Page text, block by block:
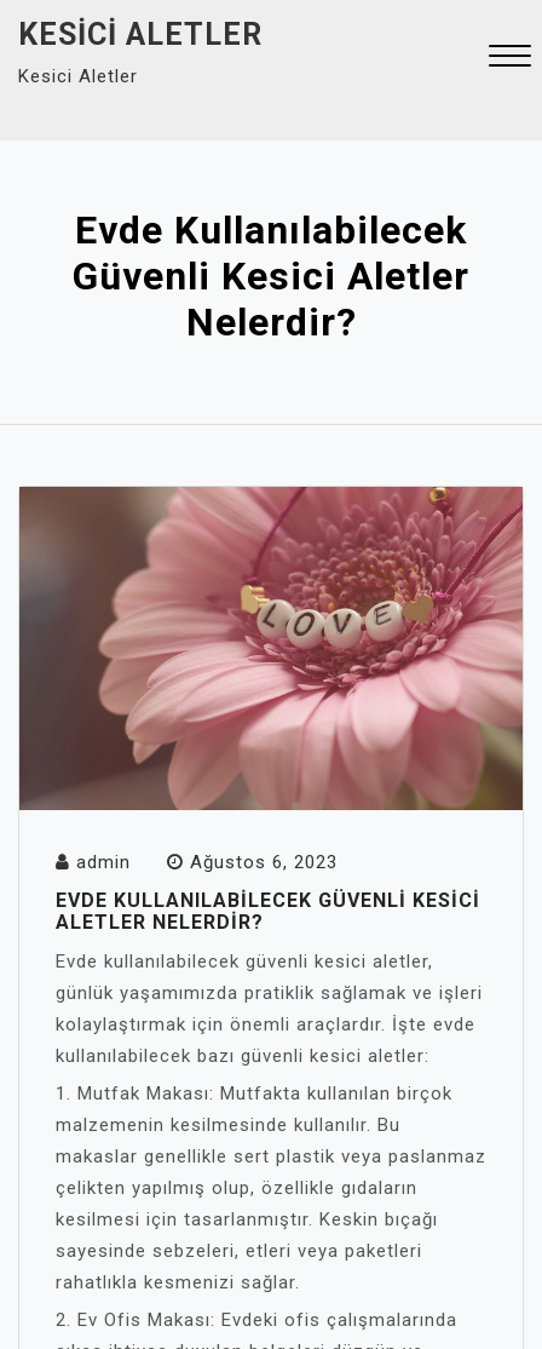
content
KESICI ALETLER
Kesici Aletler
Evde Kullanılabilecek
Güvenli Kesici Aletler
Nelerdir?
admin Ağustos 6, 2023
EVDE KULLANILABILECEK GÜVENLI KESICI
ALETLER NELERDIR?
Evde kullanılabilecek güvenli kesici aletler,
günlük yaşamımızda pratiklik sağlamak ve işleri
kolaylaştırmak için önemli araçlardır. İşte evde
kullanılabilecek bazı güvenli kesici aletler:
1. Mutfak Makası: Mutfakta kullanılan birçok
malzemenin kesilmesinde kullanılır. Bu
makaslar genellikle sert plastik veya paslanmaz
çelikten yapılmış olup, özellikle gıdaların
kesilmesi için tasarlanmıştır. Keskin bıçağı
sayesinde sebzeleri, etleri veya paketleri
rahatlıkla kesmenizi sağlar.
2. Ev Ofis Makası: Evdeki ofis çalışmalarında